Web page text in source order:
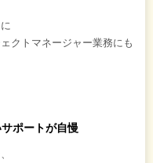
クトマネージャー業務にも
ポートが自慢